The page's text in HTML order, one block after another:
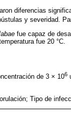
diferencias
y severidad.
fue capaz de
fue 20 °C.
de 3 × 106
Tipo de